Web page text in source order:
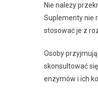
Nie należy
Suplementy nie
stosować je z
Osoby
skonsultować
enzymów i ich